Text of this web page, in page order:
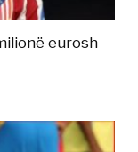
eurosh